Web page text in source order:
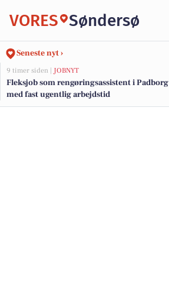
VORES Søndersø
Seneste nyt ›
9 timer siden | JOBNYT
Fleksjob som rengøringsassistent i Padborg
med fast ugentlig arbejdstid